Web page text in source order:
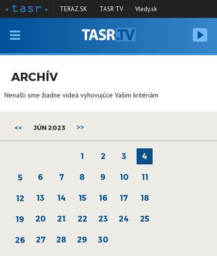
VYSIELANIE
SPRAVODAJSTVO
KONTAKT
TERAZ.SK TASR TV Vtedy.sk
ARCHÍV
Nenašli sme žiadne videá vyhovujúce Vašim kritériám
<< JÚN 2023 >>
1 2 3 4
5 6 7 8 9 10 11
12 13 14 15 16 17 18
19 20 21 22 23 24 25
26 27 28 29 30